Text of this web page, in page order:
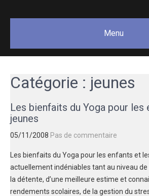
GAËLLE
bien-être
créativité.
Menu
Catégorie : jeunes
Les bienfaits du Yoga pour les
jeunes
05/11/2008 Pas de commentaire
Les bienfaits du Yoga pour les enfants et
actuellement indéniables tant au niveau
la détente, d’une meilleure estime et
rendements scolaires, de la gestion du